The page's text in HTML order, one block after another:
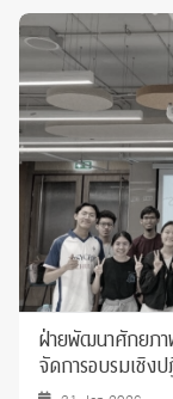
ฝ่ายพัฒนาศักยภ
จัดการอบรมเชิงป